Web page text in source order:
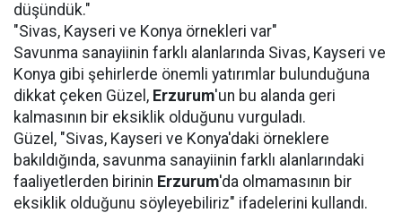
düşündük."
"Sivas, Kayseri ve Konya örnekleri var"
Savunma sanayiinin farklı alanlarında Sivas, Kayseri ve
Konya gibi şehirlerde önemli yatırımlar bulunduğuna
dikkat çeken Güzel, Erzurum'un bu alanda geri
kalmasının bir eksiklik olduğunu vurguladı.
Güzel, "Sivas, Kayseri ve Konya'daki örneklere
bakıldığında, savunma sanayiinin farklı alanlarındaki
faaliyetlerden birinin Erzurum'da olmamasının bir
eksiklik olduğunu söyleyebiliriz" ifadelerini kullandı.